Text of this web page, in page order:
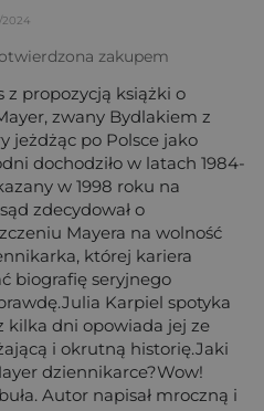
2024
zakupem
z propozycją książki o
zwany Bydlakiem z
jeżdżąc po Polsce jako
dochodziło w latach 1984-
w 1998 roku na
zdecydował o
Mayera na wolność
której kariera
biografię seryjnego
Karpiel spotyka
kilka dni opowiada jej ze
i okrutną historię.Jaki
dziennikarce?Wow!
Autor napisał mroczną i